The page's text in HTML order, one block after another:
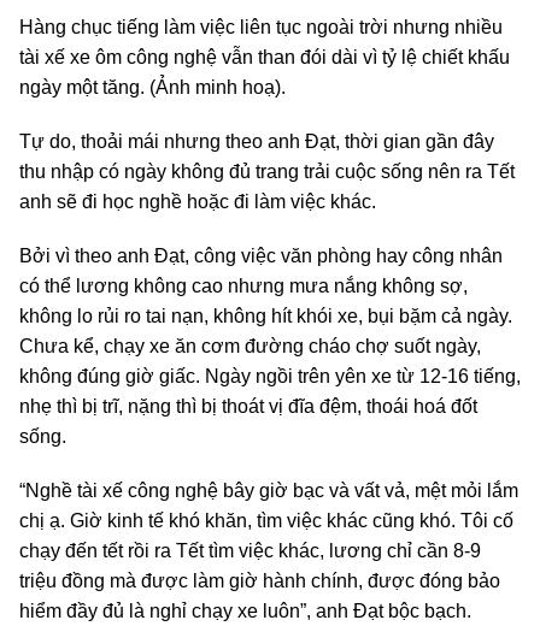
Hàng chục tiếng làm việc liên tục ngoài trời nhưng nhiều
tài xế xe ôm công nghệ vẫn than đói dài vì tỷ lệ chiết khấu
ngày một tăng. (Ảnh minh hoạ).
Tự do, thoải mái nhưng theo anh Đạt, thời gian gần đây
thu nhập có ngày không đủ trang trải cuộc sống nên ra Tết
anh sẽ đi học nghề hoặc đi làm việc khác.
Bởi vì theo anh Đạt, công việc văn phòng hay công nhân
có thể lương không cao nhưng mưa nắng không sợ,
không lo rủi ro tai nạn, không hít khói xe, bụi bặm cả ngày.
Chưa kể, chạy xe ăn cơm đường cháo chợ suốt ngày,
không đúng giờ giấc. Ngày ngồi trên yên xe từ 12-16 tiếng,
nhẹ thì bị trĩ, nặng thì bị thoát vị đĩa đệm, thoái hoá đốt
sống.
“Nghề tài xế công nghệ bây giờ bạc và vất vả, mệt mỏi lắm
chị ạ. Giờ kinh tế khó khăn, tìm việc khác cũng khó. Tôi cố
chạy đến tết rồi ra Tết tìm việc khác, lương chỉ cần 8-9
triệu đồng mà được làm giờ hành chính, được đóng bảo
hiểm đầy đủ là nghỉ chạy xe luôn”, anh Đạt bộc bạch.